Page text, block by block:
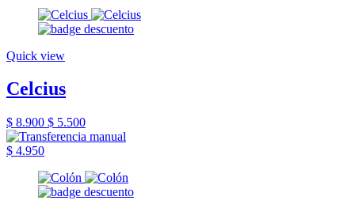
Quick view
Celcius
$ 8.900 $ 5.500
$ 4.950